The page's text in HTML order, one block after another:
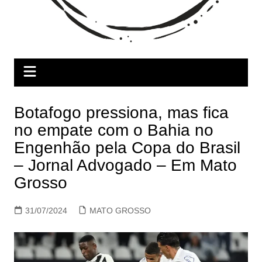
Botafogo pressiona, mas fica
no empate com o Bahia no
Engenhão pela Copa do Brasil
– Jornal Advogado – Em Mato
Grosso
31/07/2024 MATO GROSSO